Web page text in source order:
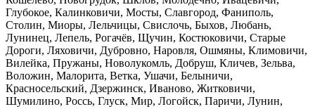
Глубокое, Калинковичи, Мосты, Славгород, Фаниполь,
Столин, Миоры, Лельчицы, Свислочь, Быхов, Любань,
Лунинец, Лепель, Рогачёв, Щучин, Костюковичи, Старые
Дороги, Ляховичи, Дубровно, Наровля, Ошмяны, Климовичи,
Вилейка, Пружаны, Новолукомль, Добруш, Кличев, Зельва,
Воложин, Малорита, Ветка, Ушачи, Белыничи,
Красносельский, Дзержинск, Иваново, Житковичи,
Шумилино, Россь, Глуск, Мир, Логойск, Паричи, Лунин,